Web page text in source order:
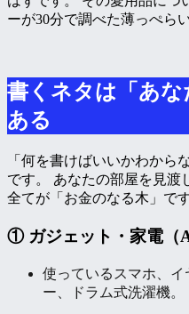
ーが30分で調べた薄っぺら
書くネタは「あな
ある
「何を書けばいいかわから
です。 あなたの部屋を見渡
全てが「お金のなる木」です
① ガジェット・家電（
使っているスマホ、
ー、ドラム式洗濯機。